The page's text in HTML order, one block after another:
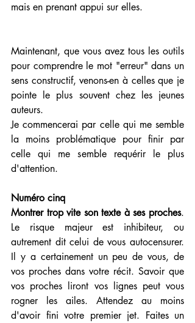
mais en prenant appui sur elles.
Maintenant, que vous avez tous les outils
pour comprendre le mot "erreur" dans un
sens constructif, venons-en à celles que je
pointe le plus souvent chez les jeunes
auteurs.
Je commencerai par celle qui me semble
la moins problématique pour finir par
celle qui me semble requérir le plus
d'attention.
Numéro cinq
Montrer trop vite son texte à ses proches.
Le risque majeur est inhibiteur, ou
autrement dit celui de vous autocensurer.
Il y a certainement un peu de vous, de
vos proches dans votre récit. Savoir que
vos proches liront vos lignes peut vous
rogner les ailes. Attendez au moins
d'avoir fini votre premier jet. Faites un